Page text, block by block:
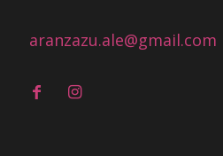
aranzazu.ale@gmail.com